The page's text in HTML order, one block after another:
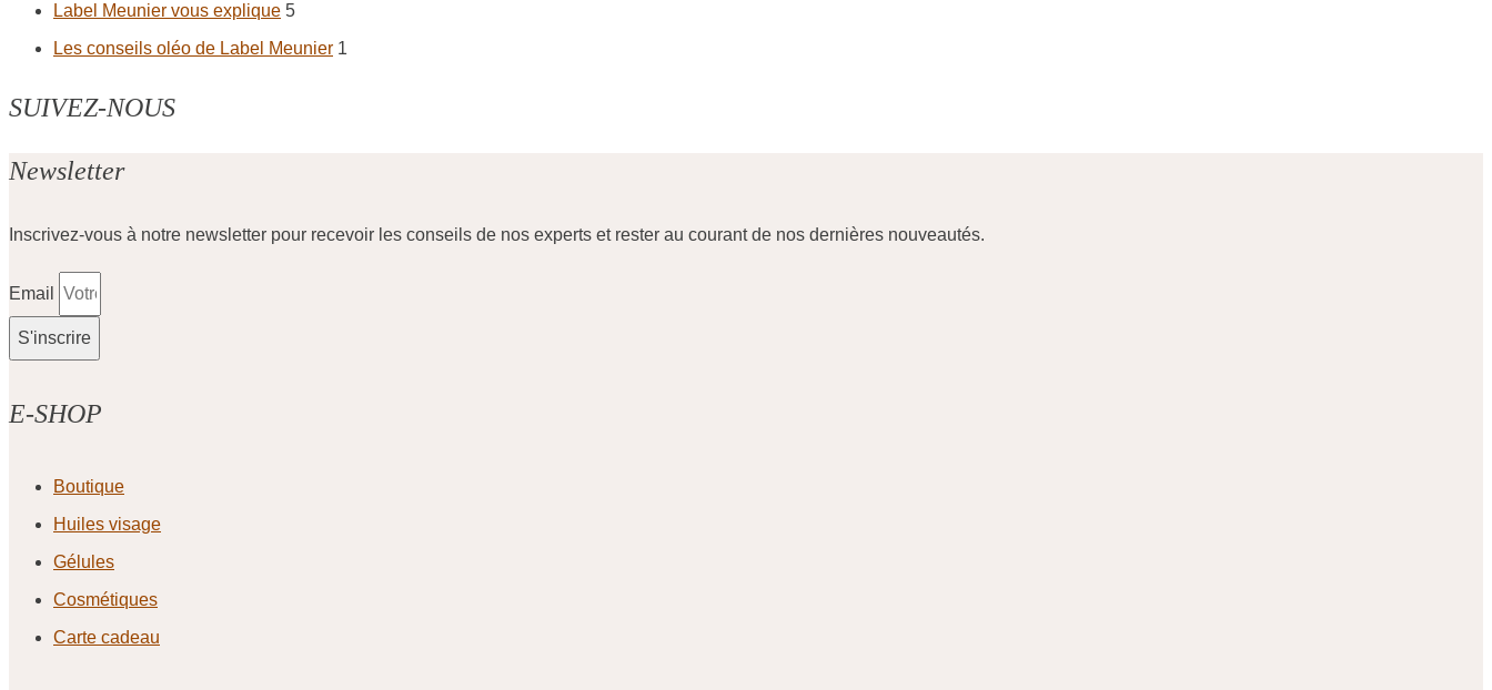
Label Meunier vous explique 5
Les conseils oléo de Label Meunier 1
SUIVEZ-NOUS
Newsletter
Inscrivez-vous à notre newsletter pour recevoir les conseils de nos experts et rester au courant de nos dernières nouveautés.
Email
S'inscrire
E-SHOP
Boutique
Huiles visage
Gélules
Cosmétiques
Carte cadeau